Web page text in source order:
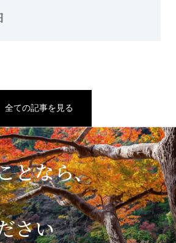
全ての記事を見る
となら、
さい